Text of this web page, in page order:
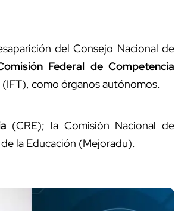
del Consejo Nacional de
Federal de Competencia
como órganos autónomos.
(CRE); la Comisión Nacional de
la Educación (Mejoradu).